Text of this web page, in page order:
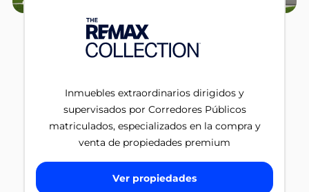
Inmuebles extraordinarios dirigidos y
supervisados por Corredores Públicos
matriculados, especializados en la compra y
venta de propiedades premium
Ver propiedades